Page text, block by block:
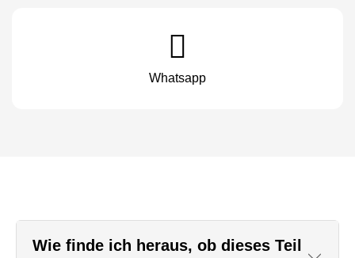
Whatsapp
Wie finde ich heraus, ob dieses Teil